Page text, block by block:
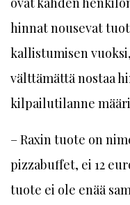
hinnat nousevat
kallistumisen
välttämättä nostaa
kilpailutilanne
– Raxin tuote on
pizzabuffet, ei 12
tuote ei ole enää